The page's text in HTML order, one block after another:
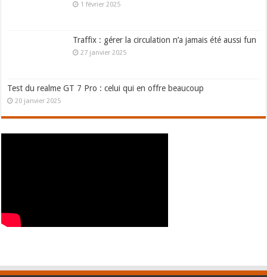
1 février 2025
Traffix : gérer la circulation n’a jamais été aussi fun
27 janvier 2025
Test du realme GT 7 Pro : celui qui en offre beaucoup
20 janvier 2025